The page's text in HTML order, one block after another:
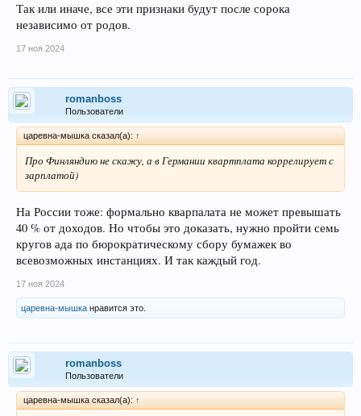
Так или иначе, все эти признаки будут после сорока
независимо от родов.
17 ноя 2024
romanboss
Пользователи
царевна-мышка сказал(а): ↑
Про Финляндию не скажу, а в Германии квартплата коррелирует с
зарплатой)
На России тоже: формально кварпалата не может превышать
40 % от доходов. Но чтобы это доказать, нужно пройти семь
кругов ада по бюрократическому сбору бумажек во
всевозможных инстанциях. И так каждый год.
17 ноя 2024
царевна-мышка нравится это.
romanboss
Пользователи
царевна-мышка сказал(а): ↑